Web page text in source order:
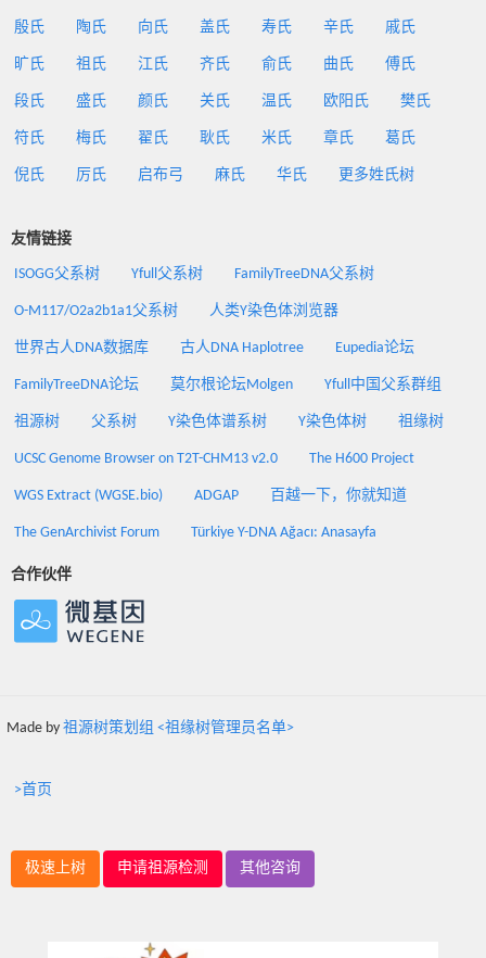
殷氏 陶氏 向氏 盖氏 寿氏 辛氏 戚氏
旷氏 祖氏 江氏 齐氏 俞氏 曲氏 傅氏
段氏 盛氏 颜氏 关氏 温氏 欧阳氏 樊氏
符氏 梅氏 翟氏 耿氏 米氏 章氏 葛氏
倪氏 厉氏 启布弓 麻氏 华氏 更多姓氏树
友情链接
ISOGG父系树 Yfull父系树 FamilyTreeDNA父系树
O-M117/O2a2b1a1父系树 人类Y染色体浏览器
世界古人DNA数据库 古人DNA Haplotree Eupedia论坛
FamilyTreeDNA论坛 莫尔根论坛Molgen Yfull中国父系群组
祖源树 父系树 Y染色体谱系树 Y染色体树 祖缘树
UCSC Genome Browser on T2T-CHM13 v2.0 The H600 Project
WGS Extract (WGSE.bio) ADGAP 百越一下，你就知道
The GenArchivist Forum Türkiye Y-DNA Ağacı: Anasayfa
合作伙伴
Made by 祖源树策划组 <祖缘树管理员名单>
>首页
极速上树 申请祖源检测 其他咨询